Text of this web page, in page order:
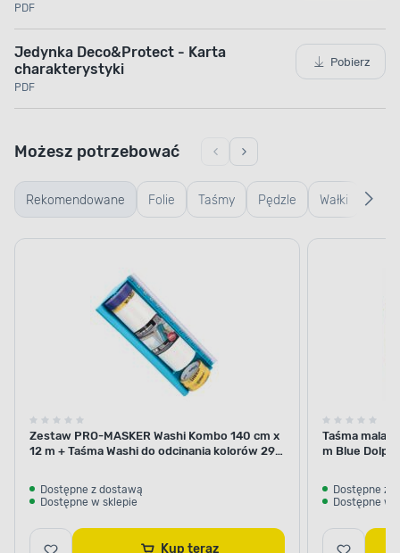
SZYBKI PROCES SCHNIĘCIA
Sprawny remont
Przeprowadź prace wykończeniowe w sprawny
sposób. Produkt bardzo szybko wysycha, dzięki
czemu nie potrzeba wiele czasu, aby przystąpić
do kolejnych etapów remontu. Przekonaj się, że
samodzielna renowacja nie zabiera wiele czasu.
PDF
Jedynka Deco&Protect - Karta
charakterystyki
PDF
Pobierz
Rekomendowane Folie Taśmy Pędzle Wałki
Możesz potrzebować
Zestaw PRO-MASKER Washi Kombo 140 cm x
12 m + Taśma Washi do odcinania kolorów 29
Dostępne z dostawą
Dostępne w sklepie
Kup teraz
Taśma
m Blue
Dostępne z
Dostępne w